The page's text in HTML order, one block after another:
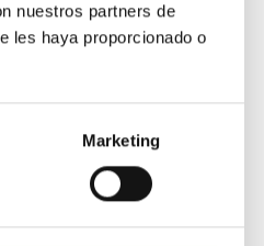
nuestros partners de
les haya proporcionado o
Marketing
incurra. Los pagos
interés y después al
hasta que se haya